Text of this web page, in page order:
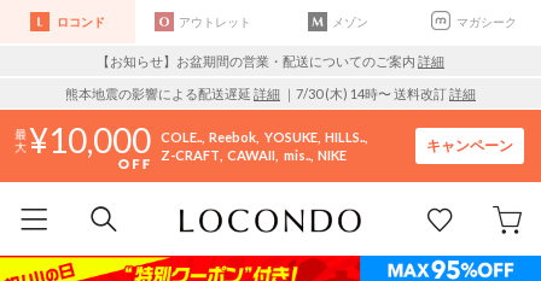
ロコンド アウトレット メゾン マガシーク
【お知らせ】お盆期間の営業・配送についてのご案内 詳細
熊本地震の影響による配送遅延 詳細 ｜7/30 (木) 14時〜 送料改訂詳細
10,000 COLE.. Reebok YOSUKE HILLS..
Z-CRAFT CAWAII mis.. NIKE
キャンペーン